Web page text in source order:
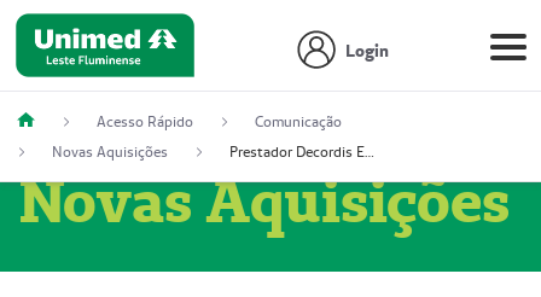
Login
Acesso Rápido
Comunicação
Novas Aquisições
Prestador Decordis Exames Cardiológicos LTDA (51004347-4)
Novas Aquisições